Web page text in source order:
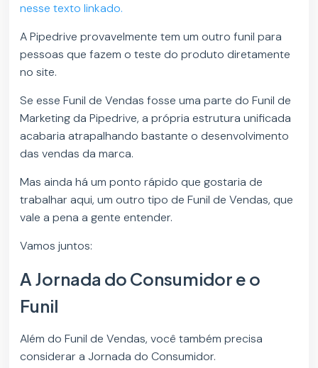
nesse texto linkado.
A Pipedrive provavelmente tem um outro funil para
pessoas que fazem o teste do produto diretamente
no site.
Se esse Funil de Vendas fosse uma parte do Funil de
Marketing da Pipedrive, a própria estrutura unificada
acabaria atrapalhando bastante o desenvolvimento
das vendas da marca.
Mas ainda há um ponto rápido que gostaria de
trabalhar aqui, um outro tipo de Funil de Vendas, que
vale a pena a gente entender.
Vamos juntos:
A Jornada do Consumidor e o
Funil
Além do Funil de Vendas, você também precisa
considerar a Jornada do Consumidor.